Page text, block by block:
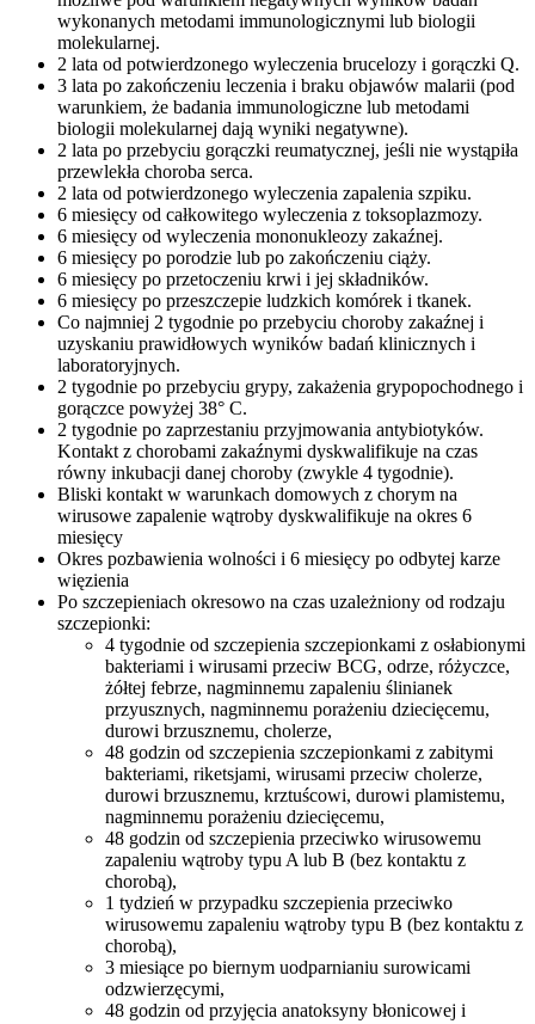
wykonanych metodami immunologicznymi lub biologii
molekularnej.
2 lata od potwierdzonego wyleczenia brucelozy i gorączki Q.
3 lata po zakończeniu leczenia i braku objawów malarii (pod
warunkiem, że badania immunologiczne lub metodami
biologii molekularnej dają wyniki negatywne).
2 lata po przebyciu gorączki reumatycznej, jeśli nie wystąpiła
przewlekła choroba serca.
2 lata od potwierdzonego wyleczenia zapalenia szpiku.
6 miesięcy od całkowitego wyleczenia z toksoplazmozy.
6 miesięcy od wyleczenia mononukleozy zakaźnej.
6 miesięcy po porodzie lub po zakończeniu ciąży.
6 miesięcy po przetoczeniu krwi i jej składników.
6 miesięcy po przeszczepie ludzkich komórek i tkanek.
Co najmniej 2 tygodnie po przebyciu choroby zakaźnej i
uzyskaniu prawidłowych wyników badań klinicznych i
laboratoryjnych.
2 tygodnie po przebyciu grypy, zakażenia grypopochodnego i
gorączce powyżej 38° C.
2 tygodnie po zaprzestaniu przyjmowania antybiotyków.
Kontakt z chorobami zakaźnymi dyskwalifikuje na czas
równy inkubacji danej choroby (zwykle 4 tygodnie).
Bliski kontakt w warunkach domowych z chorym na
wirusowe zapalenie wątroby dyskwalifikuje na okres 6
miesięcy
Okres pozbawienia wolności i 6 miesięcy po odbytej karze
więzienia
Po szczepieniach okresowo na czas uzależniony od rodzaju
szczepionki:
4 tygodnie od szczepienia szczepionkami z osłabionymi
bakteriami i wirusami przeciw BCG, odrze, różyczce,
żółtej febrze, nagminnemu zapaleniu ślinianek
przyusznych, nagminnemu porażeniu dziecięcemu,
durowi brzusznemu, cholerze,
48 godzin od szczepienia szczepionkami z zabitymi
bakteriami, riketsjami, wirusami przeciw cholerze,
durowi brzusznemu, krztuścowi, durowi plamistemu,
nagminnemu porażeniu dziecięcemu,
48 godzin od szczepienia przeciwko wirusowemu
zapaleniu wątroby typu A lub B (bez kontaktu z
chorobą),
1 tydzień w przypadku szczepienia przeciwko
wirusowemu zapaleniu wątroby typu B (bez kontaktu z
chorobą),
3 miesiące po biernym uodparnianiu surowicami
odzwierzęcymi,
48 godzin od przyjęcia anatoksyny błonicowej i